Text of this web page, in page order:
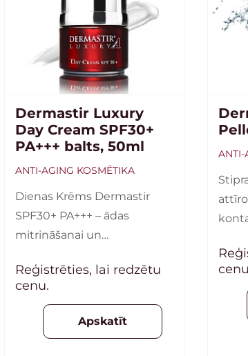
Dermastir Luxury
Day Cream SPF30+
PA+++ balts, 50ml
ANTI-AGING KOSMĒTIKA
Dienas Krēms Dermastir
SPF30+ PA+++ – ādas
mitrināšanai un
fitoekstraktiem,
antioksidantiem un
aminoskābēm. Bez toņa. 50
Reģistrēties, lai redzētu
cenu.
Apskatīt
ANTI-